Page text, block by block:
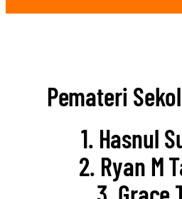
Pemateri
1. Hasnul
2. Ryan M